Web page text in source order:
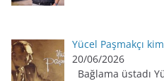
Yücel Paşmakçı
20/06/2026
Bağlama üstadı